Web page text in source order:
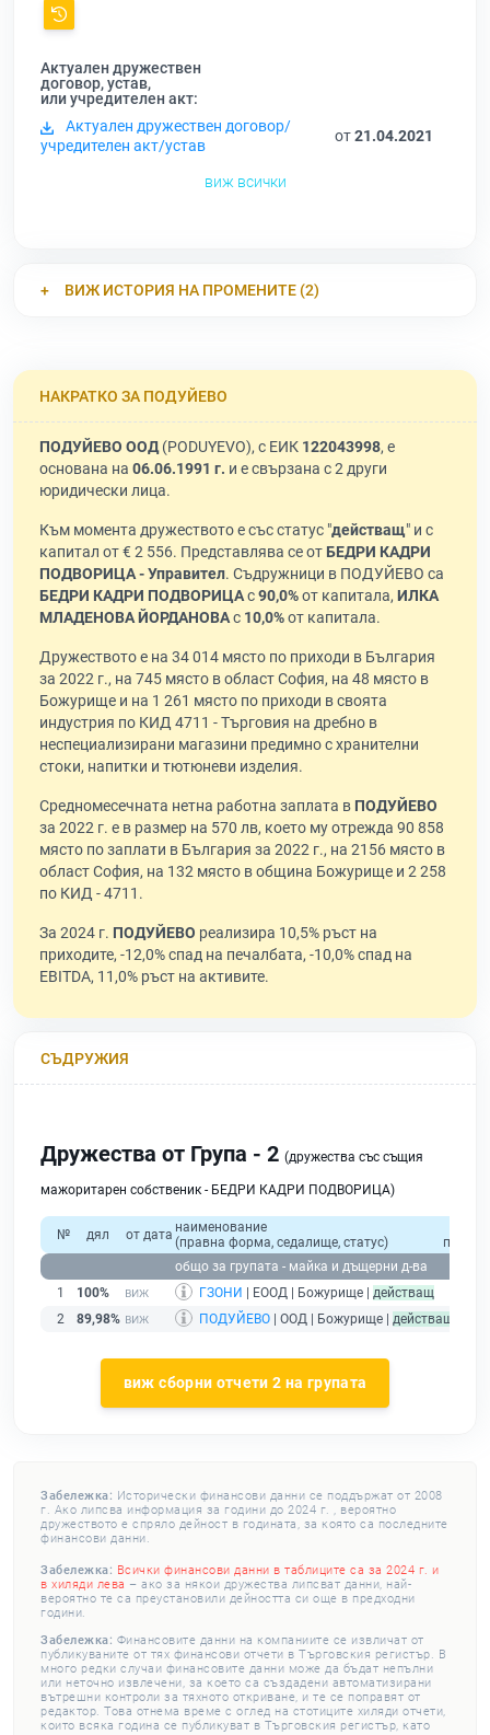
Актуален дружествен
договор, устав,
или учредителен акт:
Актуален дружествен договор/
учредителен акт/устав
от21.04.2021
виж всички
ВИЖ ИСТОРИЯ НА ПРОМЕНИТЕ (2)
НАКРАТКО ЗА ПОДУЙЕВО
ПОДУЙЕВО ООД(PODUYEVO), с ЕИК 122043998, е
основана на 06.06.1991 г. и е свързана с 2 други
юридически лица.
Към момента дружеството е със статус "действащ" и с
капитал от € 2 556. Представлява се отБЕДРИ КАДРИ
ПОДВОРИЦА - Управител. Съдружници в ПОДУЙЕВО са
БЕДРИ КАДРИ ПОДВОРИЦАс90,0%от капитала, ИЛКА
МЛАДЕНОВА ЙОРДАНОВАс 10,0%от капитала.
Дружеството е на 34 014 място по приходи в България
за 2022 г., на 745 място в област София, на 48 място в
Божурище и на 1 261 място по приходи в своята
индустрия по КИД 4711 - Търговия на дребно в
неспециализирани магазини предимно с хранителни
стоки, напитки и тютюневи изделия.
Средномесечната нетна работна заплата в ПОДУЙЕВО
за 2022 г. е в размер на 570 лв, което му отрежда 90 858
място по заплати в България за 2022 г., на 2156 място в
област София, на 132 място в община Божурище и 2 258
по КИД - 4711.
За 2024 г. ПОДУЙЕВО реализира 10,5% ръст на
приходите, -12,0% спад на печалбата, -10,0% спад на
EBITDA, 11,0% ръст на активите.
СЪДРУЖИЯ
Дружества от Група - 2 (дружества със същия
мажоритарен собственик - БЕДРИ КАДРИ ПОДВОРИЦА)
№ дял от дата наименование
(правна форма, седалище, статус)
общо за групата - майка и дъщерни д-ва
1
100% ГЗОНИ | ЕООД | Божурище | действащ
2
89,98% ПОДУЙЕВО | ООД | Божурище | действащ
виж сборни отчети 2 на групата
Забележка: Исторически финансови данни се поддържат от 2008
г. Ако липсва информация за години до 2024 г. , вероятно
дружеството е спряло дейност в годината, за която са последните
финансови данни.
Забележка: Всички финансови данни в таблиците са за 2024 г. и
в хиляди лева – ако за някои дружества липсват данни, най-
вероятно те са преустановили дейността си още в предходни
години.
Забележка: Финансовите данни на компаниите се извличат от
публикуваните от тях финансови отчети в Търговския регистър. В
много редки случаи финансовите данни може да бъдат непълни
или неточно извлечени, за което са създадени автоматизирани
вътрешни контроли за тяхното откриване, и те се поправят от
редактор. Това отнема време с оглед на стотиците хиляди отчети,
които всяка година се публикуват в Търговския регистър, като